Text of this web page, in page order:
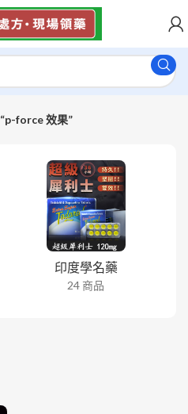
force 效果”
印度學名藥
24 商品